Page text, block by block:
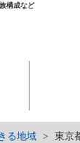
構成など
る地域 東京